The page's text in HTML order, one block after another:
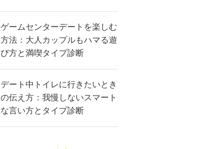
ゲームセンターデートを楽しむ
方法：大人カップルもハマる遊
び方と満喫タイプ診断
デート中トイレに行きたいとき
の伝え方：我慢しないスマート
な言い方とタイプ診断